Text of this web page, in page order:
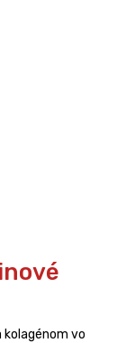
kolagénom vo